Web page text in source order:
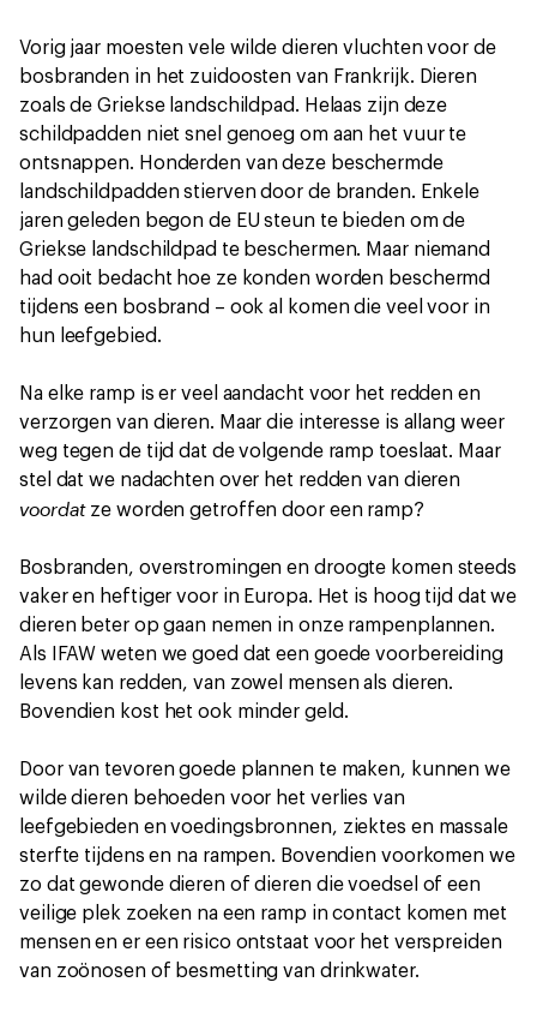
Vorig jaar moesten vele wilde dieren vluchten voor de
bosbranden in het zuidoosten van Frankrijk. Dieren
zoals de Griekse landschildpad. Helaas zijn deze
schildpadden niet snel genoeg om aan het vuur te
ontsnappen. Honderden van deze beschermde
landschildpadden stierven door de branden. Enkele
jaren geleden begon de EU steun te bieden om de
Griekse landschildpad te beschermen. Maar niemand
had ooit bedacht hoe ze konden worden beschermd
tijdens een bosbrand – ook al komen die veel voor in
hun leefgebied.
Na elke ramp is er veel aandacht voor het redden en
verzorgen van dieren. Maar die interesse is allang weer
weg tegen de tijd dat de volgende ramp toeslaat. Maar
stel dat we nadachten over het redden van dieren
voordatze worden getroffen door een ramp?
Bosbranden, overstromingen en droogte komen steeds
vaker en heftiger voor in Europa. Het is hoog tijd dat we
dieren beter op gaan nemen in onze rampenplannen.
Als IFAW weten we goed dat een goede voorbereiding
levens kan redden, van zowel mensen als dieren.
Bovendien kost het ook minder geld.
Door van tevoren goede plannen te maken, kunnen we
wilde dieren behoeden voor het verlies van
leefgebieden en voedingsbronnen, ziektes en massale
sterfte tijdens en na rampen. Bovendien voorkomen we
zo dat gewonde dieren of dieren die voedsel of een
veilige plek zoeken na een ramp in contact komen met
mensen en er een risico ontstaat voor het verspreiden
van zoönosen of besmetting van drinkwater.